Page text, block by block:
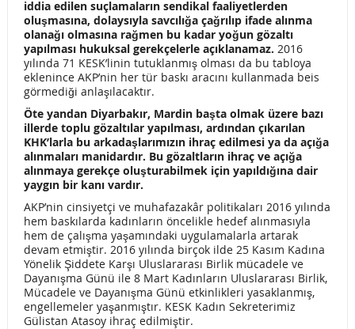
10 EKİM ANKARA KATLİAMI DAVASI BAŞLADI!
AİHM TÜRKİYE’Yİ MAHKUM ETTİ, DEVLET EĞİTİM SEN
ÜYESİNE TAZMİNAT ÖDEDİ!
KAMUDA GÖREVİNE SON VERİLEN KAMU EMEKÇİLERİNİN,
EMEKLİLİK ve GENEL SAĞLIK SİGORTASI DURUMU İLİŞKİN
BİLGİENDİRME
SUSTUKÇA KAPILAR BİRER BİRER ÇALINACAK
SENDİKAMIZ 6. OLAĞAN GENEL KURUL SEÇİM SÜRECİ
BAŞLAMIŞTIR!
HÜKÜMET KAMUDA SİYASİ KADROLAŞMAYA SON VERMELİ!
Konfederasyonumuz, Çalışma Bakanı Müezzinoğlu ile
iddia edilen suçlamaların sendikal faaliyetlerden
oluşmasına, dolaysıyla savcılığa çağrılıp ifade alınma
olanağı olmasına rağmen bu kadar yoğun gözaltı
yapılması hukuksal gerekçelerle açıklanamaz. 2016
yılında 71 KESK’linin tutuklanmış olması da bu tabloya
eklenince AKP’nin her tür baskı aracını kullanmada beis
görmediği anlaşılacaktır.
Öte yandan Diyarbakır, Mardin başta olmak üzere bazı
illerde toplu gözaltılar yapılması, ardından çıkarılan
KHK’larla bu arkadaşlarımızın ihraç edilmesi ya da açığa
alınmaları manidardır. Bu gözaltların ihraç ve açığa
alınmaya gerekçe oluşturabilmek için yapıldığına dair
yaygın bir kanı vardır.
AKP’nin cinsiyetçi ve muhafazakâr politikaları 2016 yılında
hem baskılarda kadınların öncelikle hedef alınmasıyla
hem de çalışma yaşamındaki uygulamalarla artarak
devam etmiştir. 2016 yılında birçok ilde 25 Kasım Kadına
Yönelik Şiddete Karşı Uluslararası Birlik mücadele ve
Dayanışma Günü ile 8 Mart Kadınların Uluslararası Birlik,
Mücadele ve Dayanışma Günü etkinlikleri yasaklanmış,
engellemeler yaşanmıştır. KESK Kadın Sekreterimiz
Gülistan Atasoy ihraç edilmiştir.